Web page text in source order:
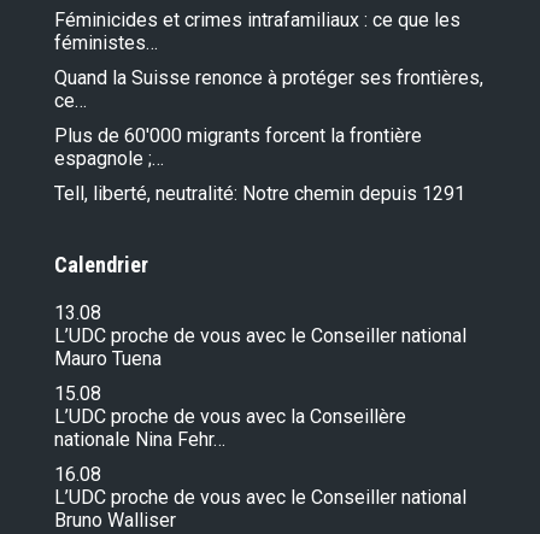
Féminicides et crimes intrafamiliaux : ce que les
féministes…
Quand la Suisse renonce à protéger ses frontières,
ce…
Plus de 60'000 migrants forcent la frontière
espagnole ;…
Tell, liberté, neutralité: Notre chemin depuis 1291
Calendrier
13.08
L’UDC proche de vous avec le Conseiller national
Mauro Tuena
15.08
L’UDC proche de vous avec la Conseillère
nationale Nina Fehr…
16.08
L’UDC proche de vous avec le Conseiller national
Bruno Walliser